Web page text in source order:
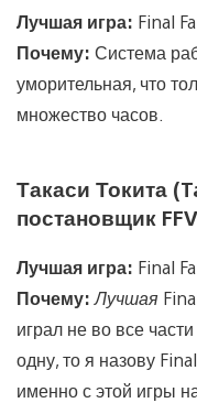
Лучшая игра: Final
Почему: Система
уморительная, что
множество часов.
Такаси Токита
постановщик
Лучшая игра: Final
Почему: Лучшая
играл не во все
одну, то я назову
именно с этой игры